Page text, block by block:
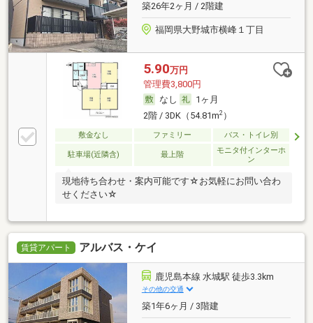
築26年2ヶ月 / 2階建
福岡県大野城市横峰１丁目
5.90万円
管理費3,800円
なし
1ヶ月
2階 / 3DK（54.81m2）
敷金なし ファミリー バス・トイレ別
駐車場(近隣含) 最上階
モニタ付インターホ
ン
現地待ち合わせ・案内可能です☆お気軽にお問い合わ
せください☆
賃貸アパート アルバス・ケイ
鹿児島本線 水城駅 徒歩3.3km
その他の交通
築1年6ヶ月 / 3階建